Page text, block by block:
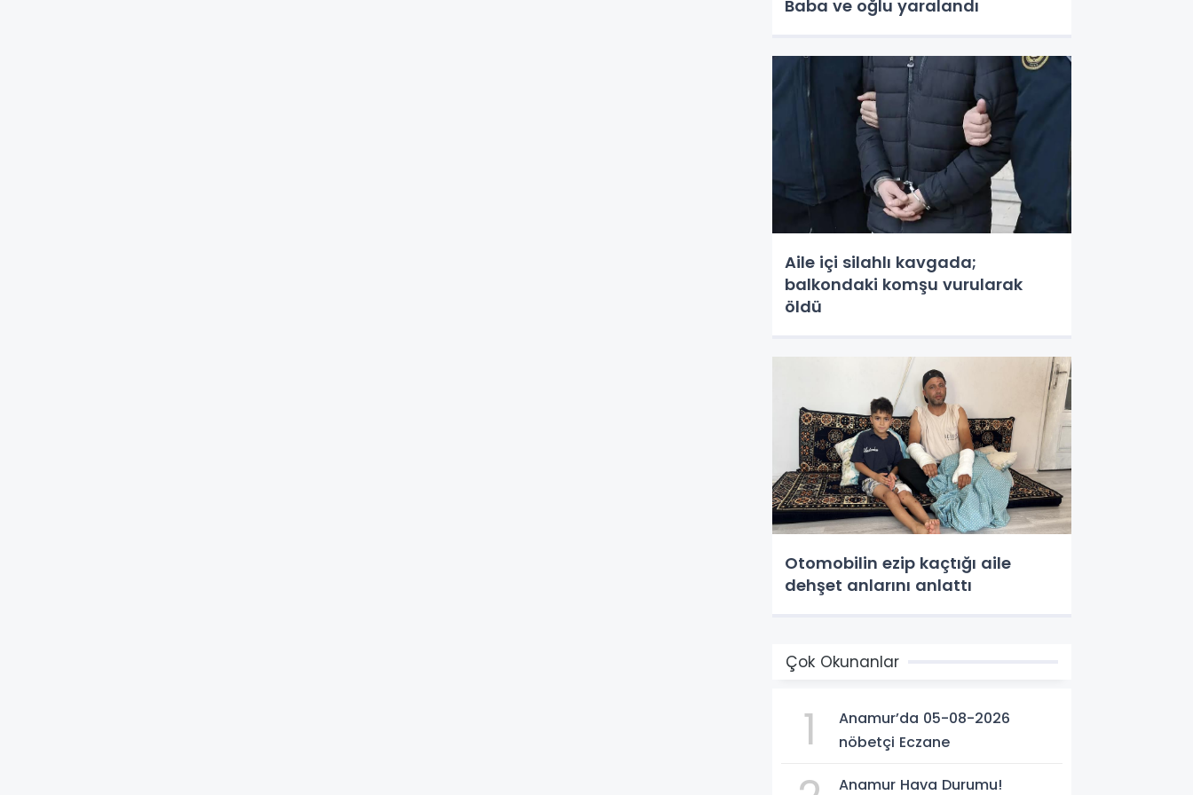
Baba ve oğlu yaralandı
Aile içi silahlı kavgada;
balkondaki komşu vurularak
öldü
Otomobilin ezip kaçtığı aile
dehşet anlarını anlattı
Çok Okunanlar
1
Anamur’da 05-08-2026
nöbetçi Eczane
Anamur Hava Durumu!